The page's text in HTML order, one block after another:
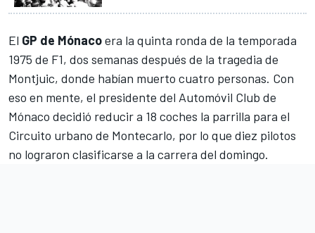
El GP de Mónacoera la quinta ronda de la temporada
1975 de F1, dos semanas después de la tragedia de
Montjuic, donde habían muerto cuatro personas. Con
eso en mente, el presidente del Automóvil Club de
Mónaco decidió reducir a 18 coches la parrilla para el
Circuito urbano de Montecarlo, por lo que diez pilotos
no lograron clasificarse a la carrera del domingo.